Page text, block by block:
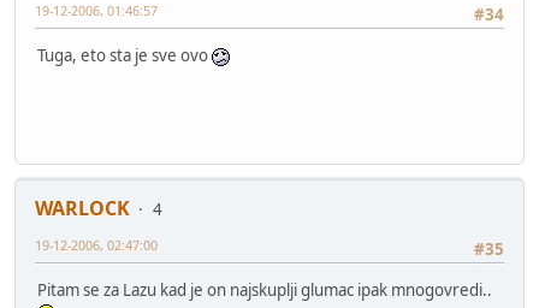
#34
19-12-2006, 01:46:57
Tuga, eto sta je sve ovo
WARLOCK
4
#35
19-12-2006, 02:47:00
Pitam se za Lazu kad je on najskuplji glumac ipak mnogovredi..